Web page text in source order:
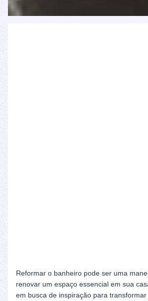
Reformar o banheiro pode ser uma
renovar um espaço essencial em sua
em busca de inspiração para